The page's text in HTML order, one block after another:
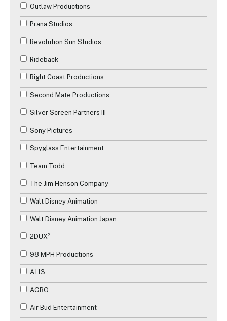
Outlaw Productions
Prana Studios
Revolution Sun Studios
Rideback
Right Coast Productions
Second Mate Productions
Silver Screen Partners III
Sony Pictures
Spyglass Entertainment
Team Todd
The Jim Henson Company
Walt Disney Animation
Walt Disney Animation Japan
2DUX²
98 MPH Productions
A113
AGBO
Air Bud Entertainment